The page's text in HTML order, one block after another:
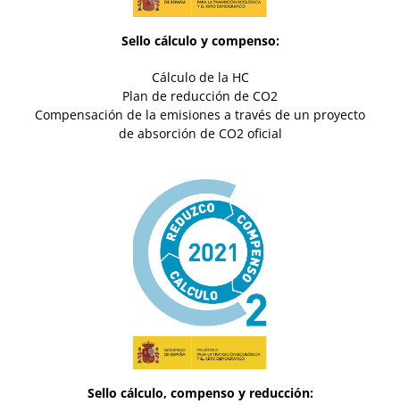
Sello cálculo y compenso:
Cálculo de la HC
Plan de reducción de CO2
Compensación de la emisiones a través de un proyecto
de absorción de CO2 oficial
Sello cálculo, compenso y reducción: